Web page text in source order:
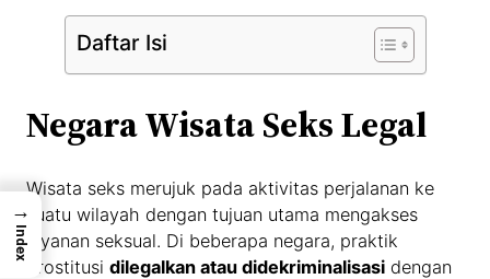
Daftar Isi
Negara Wisata Seks Legal
Wisata seks merujuk pada aktivitas perjalanan ke
suatu wilayah dengan tujuan utama mengakses
layanan seksual. Di beberapa negara, praktik
prostitusidilegalkan atau didekriminalisasi dengan
→
Index